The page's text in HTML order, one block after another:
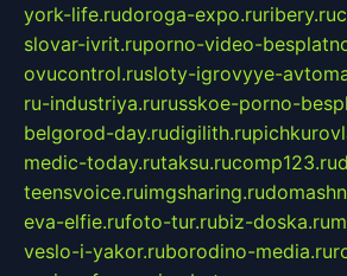
york-life.rudoroga-expo.ruribery.ru
slovar-ivrit.ruporno-video-
ovucontrol.rusloty-igrovyye-
ru-industriya.rurusskoe-porno-
belgorod-day.rudigilith.ru
medic-today.rutaksu.rucomp123.ru
teensvoice.ruimgsharing.ru
eva-elfie.rufoto-tur.rubiz-doska.ru
veslo-i-yakor.ruborodino-media.ru